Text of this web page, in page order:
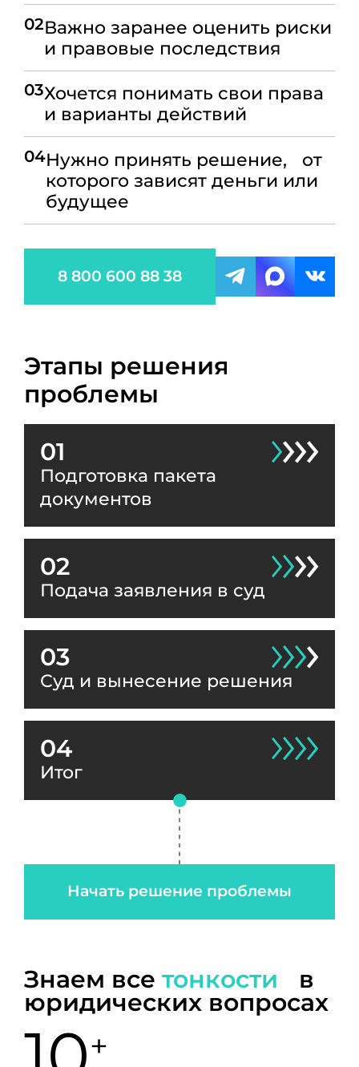
02Важно заранее оценить риски
и правовые последствия
03Хочется понимать свои права
и варианты действий
04Нужно принять решение, от
которого зависят деньги или
будущее
8 800 600 88 38
Этапы решения
проблемы
01
Подготовка пакета
документов
02
Подача заявления в суд
03
Суд и вынесение решения
04
Итог
Начать решение проблемы
Знаем все тонкости в
юридических вопросах
+